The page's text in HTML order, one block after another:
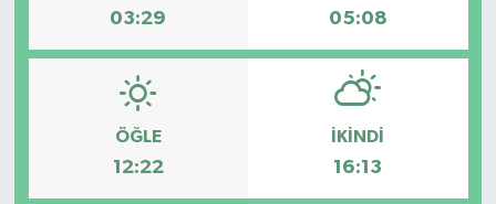
03:29 05:08
ÖĞLE
12:22
İKINDI
16:13